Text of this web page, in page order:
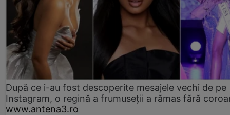
După ce i-au fost descoperite mesajele vechi de pe
Instagram, o regină a frumuseții a rămas fără
www.antena3.ro